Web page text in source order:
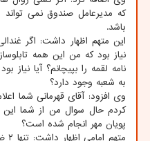
که مدیرعامل صندوق نمی تواند
باشد.
این متهم اظهار داشت: اگر
نیاز بود که من این همه
نامه لقمه را بپیچانم؟ آیا نیاز
به شعبه وجود دارد؟
وی افزود: آقای قهرمانی شما
کردم حال سوال من از شما
پویان مهر انجام شده است؟